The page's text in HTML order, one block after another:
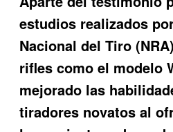
estudios realizados
Nacional del Tiro
rifles como el modelo
mejorado las
tiradores novatos al